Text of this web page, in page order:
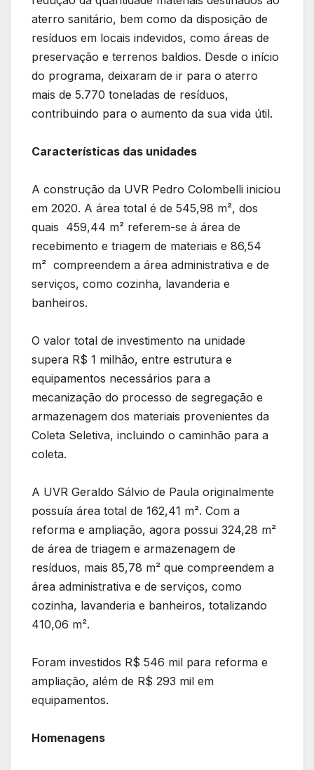
aterro sanitário, bem como da disposição de
resíduos em locais indevidos, como áreas de
preservação e terrenos baldios. Desde o início
do programa, deixaram de ir para o aterro
mais de 5.770 toneladas de resíduos,
contribuindo para o aumento da sua vida útil.
Características das unidades
A construção da UVR Pedro Colombelli iniciou
em 2020. A área total é de 545,98 m², dos
quais 459,44 m² referem-se à área de
recebimento e triagem de materiais e 86,54
m² compreendem a área administrativa e de
serviços, como cozinha, lavanderia e
banheiros.
O valor total de investimento na unidade
supera R$ 1 milhão, entre estrutura e
equipamentos necessários para a
mecanização do processo de segregação e
armazenagem dos materiais provenientes da
Coleta Seletiva, incluindo o caminhão para a
coleta.
A UVR Geraldo Sálvio de Paula originalmente
possuía área total de 162,41 m². Com a
reforma e ampliação, agora possui 324,28 m²
de área de triagem e armazenagem de
resíduos, mais 85,78 m² que compreendem a
área administrativa e de serviços, como
cozinha, lavanderia e banheiros, totalizando
410,06 m².
Foram investidos R$ 546 mil para reforma e
ampliação, além de R$ 293 mil em
equipamentos.
Homenagens